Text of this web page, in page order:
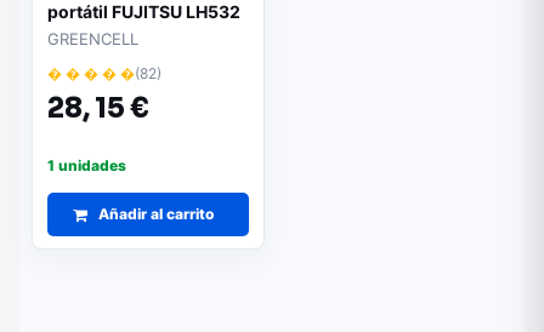
portátil FUJITSU LH532
11.1V 4400MAH FS26
/ DESCATALOGADO
GREENCELL
� � � � �(82)
28,15 €
1 unidades
Añadir al carrito